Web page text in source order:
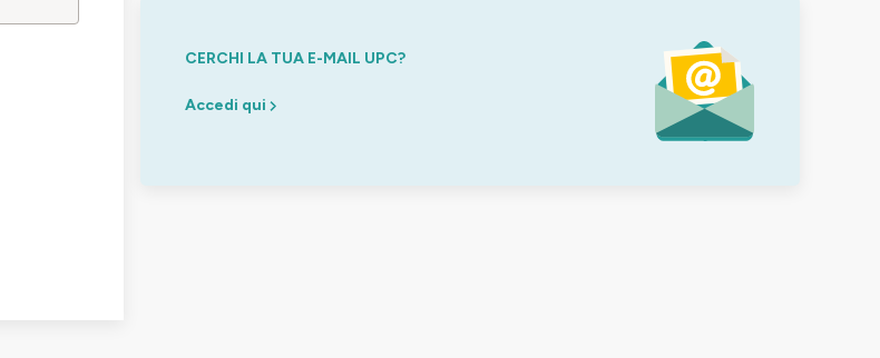
CERCHI LA TUA E-MAIL UPC?
Accedi qui